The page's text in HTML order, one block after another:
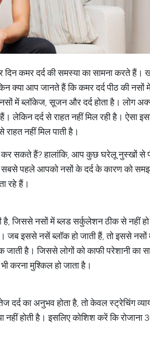
कमर दर्द की समस्या का सामना करते हैं।
क्या आप जानते हैं कि कमर दर्द पीठ की
में ब्लॉकेज, सूजन और दर्द होता है। लोग
दर्द से राहत नहीं मिल रही है। ऐसा
राहत नहीं मिल पाती है।
सकते हैं? हालांकि, आप कुछ घरेलू नुस्खों से
पहले आपको नसों के दर्द के कारण को
रहे हैं।
जिससे नसों में ब्लड सर्कुलेशन ठीक से नहीं
जब इससे नसें ब्लॉक हो जाती हैं, तो इससे
है। जिससे लोगों को काफी परेशानी का
करना मुश्किल हो जाता है।
दर्द का अनुभव होता है, तो केवल स्ट्रेचिंग
नहीं होती है। इसलिए कोशिश करें कि